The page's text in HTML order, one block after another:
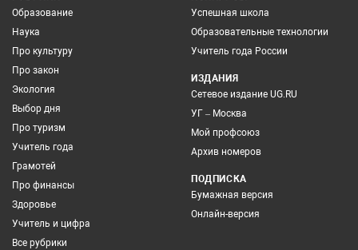
Образование
Наука
Про культуру
Про закон
Экология
Выбор дня
Про туризм
Учитель года
Грамотей
Про финансы
Здоровье
Учитель и цифра
Все рубрики
Успешная школа
Образовательные технологии
Учитель года России
ИЗДАНИЯ
Сетевое издание UG.RU
УГ – Москва
Мой профсоюз
Архив номеров
ПОДПИСКА
Бумажная версия
Онлайн-версия